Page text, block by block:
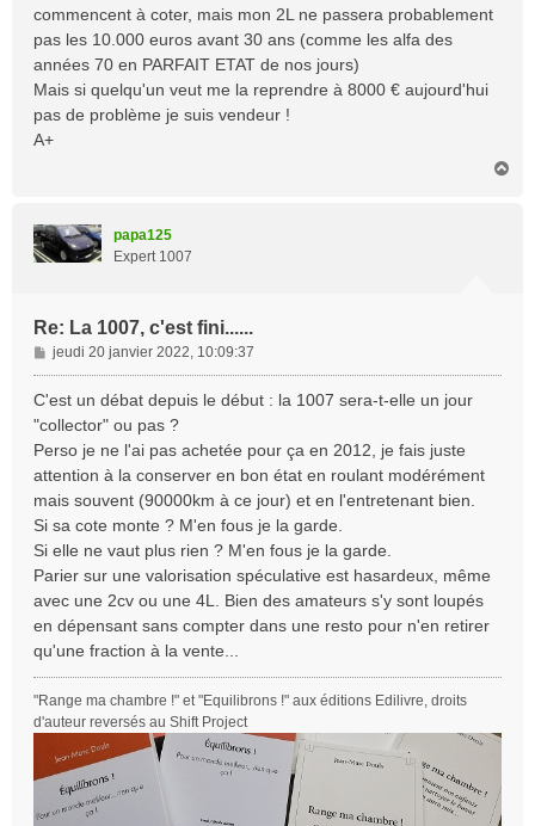
commencent à coter, mais mon 2L ne passera probablement
pas les 10.000 euros avant 30 ans (comme les alfa des
années 70 en PARFAIT ETAT de nos jours)
Mais si quelqu'un veut me la reprendre à 8000 € aujourd'hui
pas de problème je suis vendeur !
A+
papa125
Expert 1007
Re: La 1007, c'est fini......
M
e
s
a
g
e
jeudi 20 janvier 2022, 10:09:37
C'est un débat depuis le début : la 1007 sera-t-elle un jour
"collector" ou pas ?
Perso je ne l'ai pas achetée pour ça en 2012, je fais juste
attention à la conserver en bon état en roulant modérément
mais souvent (90000km à ce jour) et en l'entretenant bien.
Si sa cote monte ? M'en fous je la garde.
Si elle ne vaut plus rien ? M'en fous je la garde.
Parier sur une valorisation spéculative est hasardeux, même
avec une 2cv ou une 4L. Bien des amateurs s'y sont loupés
en dépensant sans compter dans une resto pour n'en retirer
qu'une fraction à la vente...
"Range ma chambre !" et "Equilibrons !" aux éditions Edilivre, droits
d'auteur reversés au Shift Project